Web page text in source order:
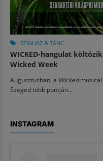
SZÍNHÁZ & TÁNC
WICKED-hangulat
Wicked Week
Augusztusban, a Wickedmusical
Szeged több pontján...
INSTAGRAM